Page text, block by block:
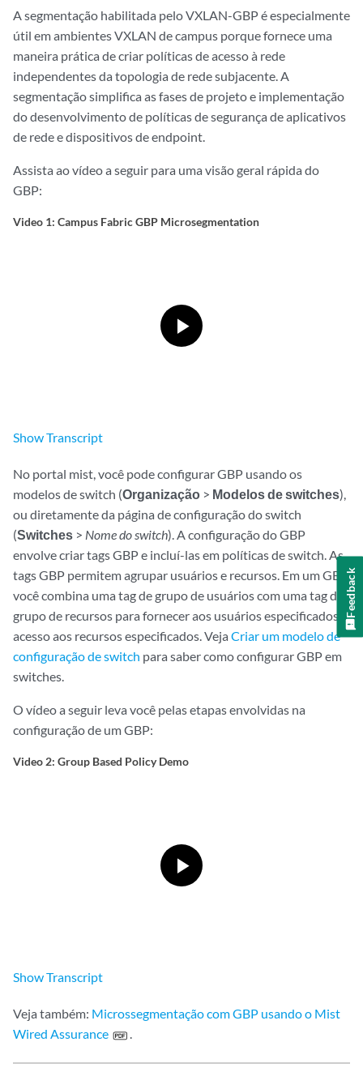
A segmentação habilitada pelo VXLAN-GBP é especialmente
útil em ambientes VXLAN de campus porque fornece uma
maneira prática de criar políticas de acesso à rede
independentes da topologia de rede subjacente. A
segmentação simplifica as fases de projeto e implementação
do desenvolvimento de políticas de segurança de aplicativos
de rede e dispositivos de endpoint.
Assista ao vídeo a seguir para uma visão geral rápida do
GBP:
Video 1: Campus Fabric GBP Microsegmentation
ShowTranscript
No portal mist, você pode configurar GBP usando os
modelos de switch (Organização > Modelos de switches),
ou diretamente da página de configuração do switch
(Switches > Nome do switch). A configuração do GBP
envolve criar tags GBP e incluí-las em políticas de switch. As
tags GBP permitem agrupar usuários e recursos. Em um GBP,
você combina uma tag de grupo de usuários com uma tag de
grupo de recursos para fornecer aos usuários especificados
acesso aos recursos especificados. Veja Criar um modelo de
configuração de switch para saber como configurar GBP em
switches.
O vídeo a seguir leva você pelas etapas envolvidas na
configuração de um GBP:
Video 2: Group Based Policy Demo
ShowTranscript
Veja também: Microssegmentação com GBP usando o Mist
Wired Assurance
.
Feedback